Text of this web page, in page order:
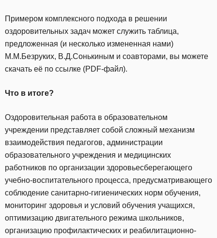
Примером комплексного подхода в решении
оздоровительных задач может служить таблица,
предложенная (и несколько измененная нами)
М.М.Безруких, В.Д.Сонькиным и соавторами, вы можете
скачать её по ссылке (PDF-файл).
Что в итоге?
Оздоровительная работа в образовательном
учреждении представляет собой сложный механизм
взаимодействия педагогов, администрации
образовательного учреждения и медицинских
работников по организации здоровьесберегающего
учебно-воспитательного процесса, предусматривающего
соблюдение санитарно-гигиенических норм обучения,
мониторинг здоровья и условий обучения учащихся,
оптимизацию двигательного режима школьников,
организацию профилактических и реабилитационно-